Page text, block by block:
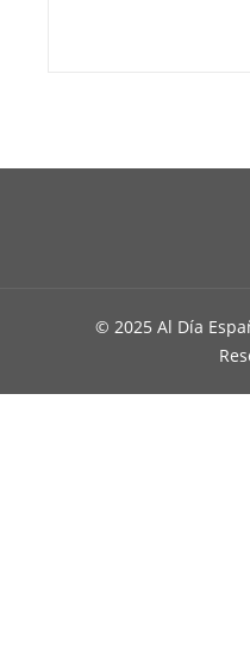
© 2025 Al Día